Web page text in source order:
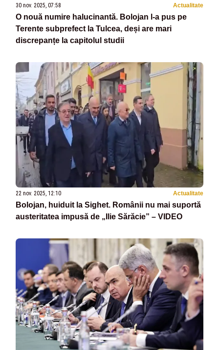
30 nov. 2025, 07:58 Actualitate
O nouă numire halucinantă. Bolojan l-a pus pe
Terente subprefect la Tulcea, deși are mari
discrepanțe la capitolul studii
22 nov. 2025, 12:10 Actualitate
Bolojan, huiduit la Sighet. Românii nu mai suportă
austeritatea impusă de „Ilie Sărăcie” – VIDEO